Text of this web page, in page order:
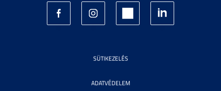
SÜTIKEZELÉS
ADATVÉDELEM